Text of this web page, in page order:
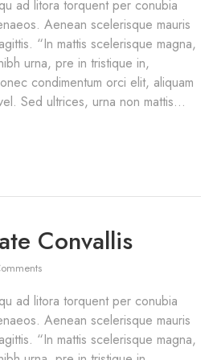
ad litora torquent per conubia
Aenean scelerisque mauris
“In mattis scelerisque magna,
urna, pre in tristique in,
condimentum orci elit, aliquam
Sed ultrices, urna non mattis...
Convallis
ad litora torquent per conubia
Aenean scelerisque mauris
“In mattis scelerisque magna,